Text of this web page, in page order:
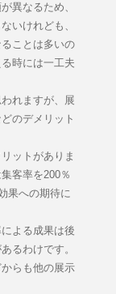
異なるため、
いけれども、
ことは多いの
時には一工夫
れますが、展
のデメリット
ットがありま
客率を200％
果への期待に
よる成果は後
るわけです。
らも他の展示